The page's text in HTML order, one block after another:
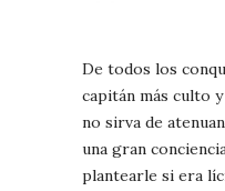
De todos los
capitán más culto
no sirva de
una gran
plantearle si era